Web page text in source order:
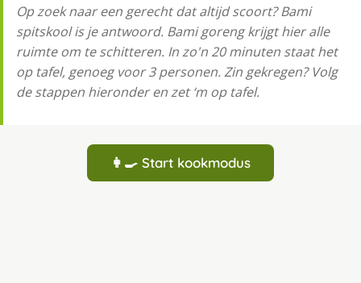
Op zoek naar een gerecht dat altijd scoort? Bami
spitskool is je antwoord. Bami goreng krijgt hier alle
ruimte om te schitteren. In zo'n 20 minuten staat het
op tafel, genoeg voor 3 personen. Zin gekregen? Volg
de stappen hieronder en zet ‘m op tafel.
👩‍🍳 Start kookmodus